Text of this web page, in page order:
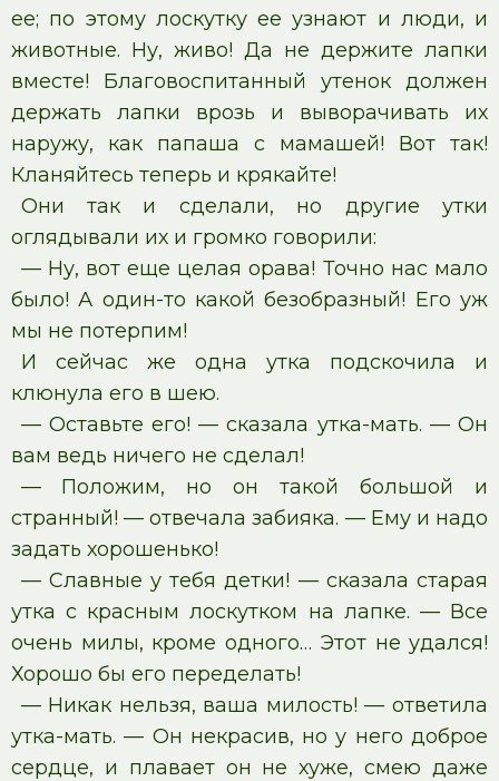
ее; по этому лоскутку ее узнают и люди, и
животные. Ну, живо! Да не держите лапки
вместе! Благовоспитанный утенок должен
держать лапки врозь и выворачивать их
наружу, как папаша с мамашей! Вот так!
Кланяйтесь теперь и крякайте!
Они так и сделали, но другие утки
оглядывали их и громко говорили:
— Ну, вот еще целая орава! Точно нас мало
было! А один-то какой безобразный! Его уж
мы не потерпим!
И сейчас же одна утка подскочила и
клюнула его в шею.
— Оставьте его! — сказала утка-мать. — Он
вам ведь ничего не сделал!
— Положим, но он такой большой и
странный! — отвечала забияка. — Ему и надо
задать хорошенько!
— Славные у тебя детки! — сказала старая
утка с красным лоскутком на лапке. — Все
очень милы, кроме одного… Этот не удался!
Хорошо бы его переделать!
— Никак нельзя, ваша милость! — ответила
утка-мать. — Он некрасив, но у него доброе
сердце, и плавает он не хуже, смею даже